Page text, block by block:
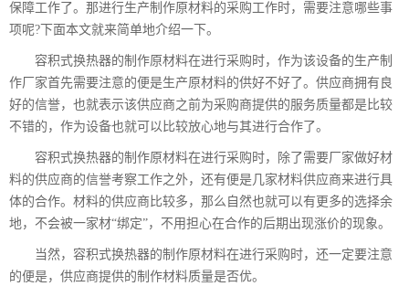
保障工作了。那进行生产制作原材料的采购工作时，需要注意哪些事
项呢?下面本文就来简单地介绍一下。
容积式换热器的制作原材料在进行采购时，作为该设备的生产制
作厂家首先需要注意的便是生产原材料的供好不好了。供应商拥有良
好的信誉，也就表示该供应商之前为采购商提供的服务质量都是比较
不错的，作为设备也就可以比较放心地与其进行合作了。
容积式换热器的制作原材料在进行采购时，除了需要厂家做好材
料的供应商的信誉考察工作之外，还有便是几家材料供应商来进行具
体的合作。材料的供应商比较多，那么自然也就可以有更多的选择余
地，不会被一家材“绑定”，不用担心在合作的后期出现涨价的现象。
当然，容积式换热器的制作原材料在进行采购时，还一定要注意
的便是，供应商提供的制作材料质量是否优。